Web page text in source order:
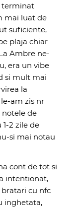
terminat
mai luat de
suficiente,
plaja chiar
Ambre ne-
era un vibe
si mult mai
la
am zis nr
de
2 zile de
si mai notau
cont de tot si
intentionat,
cu nfc
inghetata,